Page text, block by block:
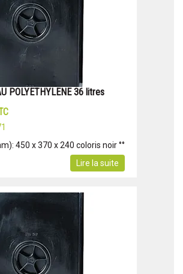
POLYETHYLENE 36 litres
450 x 370 x 240 coloris noir °°
Lire la suite